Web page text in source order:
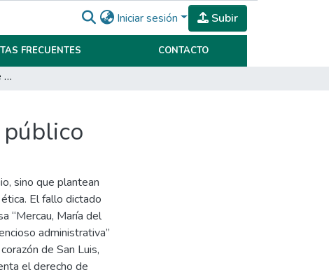
Iniciar sesión Subir
FRECUENTES CONTACTO
El delicado equilibrio entre propiedad y el interés público
sino que plantean
El fallo dictado
“Mercau, María del
administrativa”
de San Luis,
el derecho de